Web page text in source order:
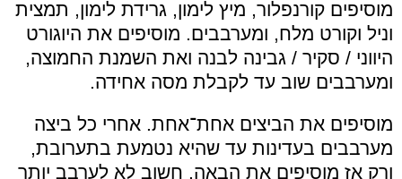
מוסיפים קורנפלור, מיץ לימון, גרידת לימון, תמצית
וניל וקורט מלח, ומערבבים. מוסיפים את היוגורט
היווני / סקיר / גבינה לבנה ואת השמנת החמוצה,
ומערבבים שוב עד לקבלת מסה אחידה.
מוסיפים את הביצים אחת־אחת. אחרי כל ביצה
מערבבים בעדינות עד שהיא נטמעת בתערובת,
ורק אז מוסיפים את הבאה. חשוב לא לערבב יותר